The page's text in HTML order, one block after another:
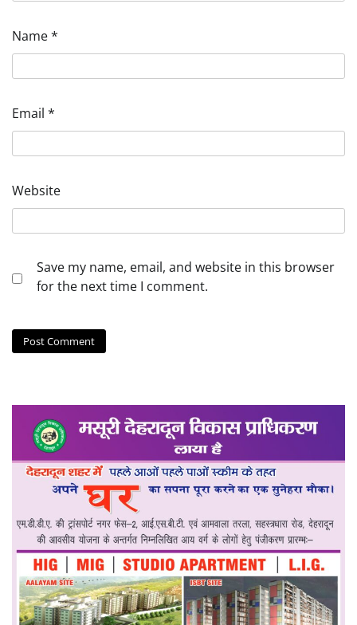
Name*
Email *
Website
Save my name, email, and website in this browser
for the next time I comment.